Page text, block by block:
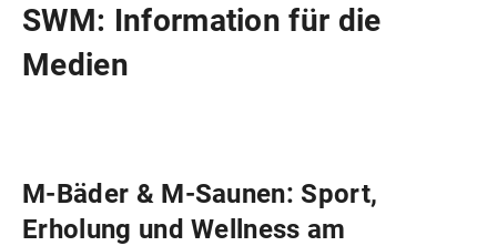
SWM: Information für die
Medien
M‑Bäder & M‑Saunen: Sport,
Erholung und Wellness am